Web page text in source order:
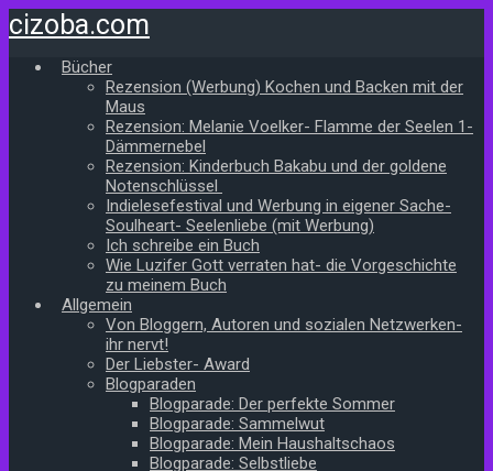
Zum
Hauptinhalt
springen
cizoba.com
Bücher
Rezension (Werbung) Kochen und Backen mit der
Maus
Rezension: Melanie Voelker- Flamme der Seelen 1-
Dämmernebel
Rezension: Kinderbuch Bakabu und der goldene
Notenschlüssel
Indielesefestival und Werbung in eigener Sache-
Soulheart- Seelenliebe (mit Werbung)
Ich schreibe ein Buch
Wie Luzifer Gott verraten hat- die Vorgeschichte
zu meinem Buch
Allgemein
Von Bloggern, Autoren und sozialen Netzwerken-
ihr nervt!
Der Liebster- Award
Blogparaden
Blogparade: Der perfekte Sommer
Blogparade: Sammelwut
Blogparade: Mein Haushaltschaos
Blogparade: Selbstliebe